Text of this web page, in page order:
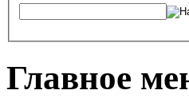
Главное